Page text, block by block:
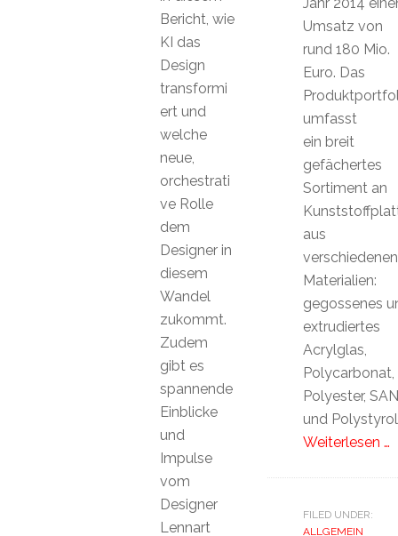
Umsatz von
rund 180 Mio.
Euro. Das
umfasst
ein breit
gefächertes
Sortiment an
aus
verschiedenen
Materialien:
gegossenes
extrudiertes
Acrylglas,
Polycarbonat,
Polyester, SAN
und
Weiterlesen …
FILED UNDER:
ALLGEMEIN
Bericht, wie
KI das
Design
transformi
ert und
welche
neue,
orchestrati
ve Rolle
dem
Designer in
diesem
Wandel
zukommt.
Zudem
gibt es
spannende
Einblicke
und
Impulse
vom
Designer
Lennart